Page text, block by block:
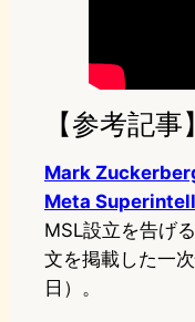
【参考記事】
Mark
Meta
MSL設立を告げ
文を掲載した一
日）。